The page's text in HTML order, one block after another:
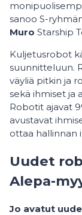
sanoo S-
Muro Starship
Kuljetusrobot
suunnitteluun.
väyliä pitkin ja
sekä ihmiset ja
Robotit ajavat
avustavat
ottaa hallinnan
Uudet
Alepa-
Jo avatut